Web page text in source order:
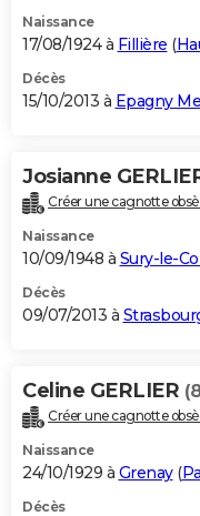
Naissance
17/08/1924 à Fillière (
Décès
15/10/2013 à Epagny
Josianne
Créer une cagnotte
Naissance
10/09/1948 à Sury-le-
Décès
09/07/2013 à
Celine GERLIER
Créer une cagnotte
Naissance
24/10/1929 à Grenay(
Décès